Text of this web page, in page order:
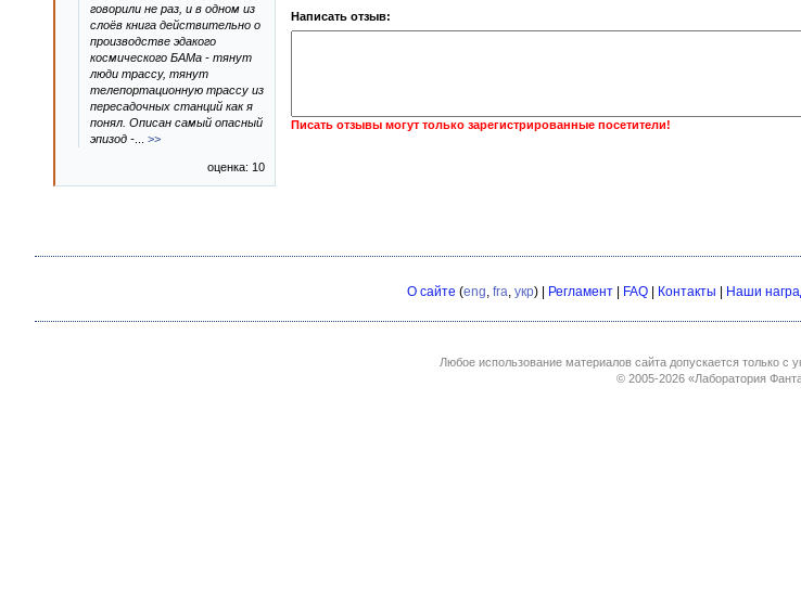
Написать отзыв:
Писать отзывы могут только зарегистрированные посетители!
говорили не раз, и в одном из
слоёв книга действительно о
производстве эдакого
космического БАМа - тянут
люди трассу, тянут
телепортационную трассу из
пересадочных станций как я
понял. Описан самый опасный
эпизод -
>>
оценка: 10
О сайте (eng, fra, укр) | Регламент FAQ Контакты Наши
Любое использование материалов сайта допускается только с
© 2005-2026 «Лаборатория